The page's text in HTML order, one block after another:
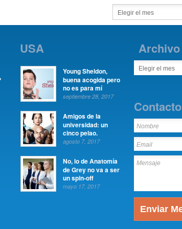
USA
Young Sheldon,
buena acogida pero
no es para mí
septiembre 28, 2017
Amigos de la
universidad: un
cinco pelao.
agosto 7, 2017
No, lo de Anatomía
de Grey no va a ser
un spin-off
mayo 17, 2017
Archivo
Contacto